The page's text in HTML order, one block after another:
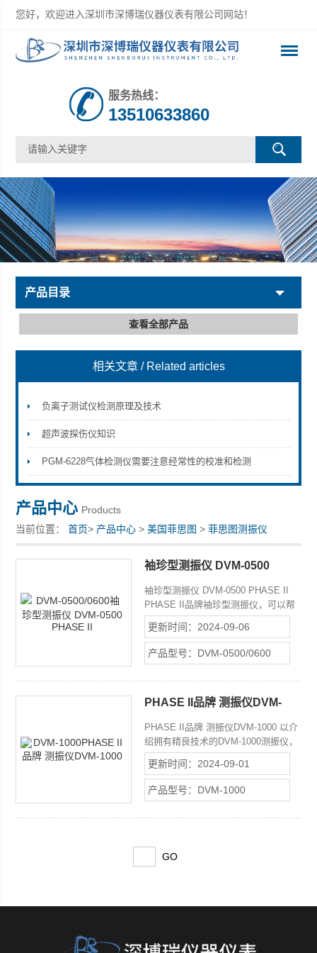
您好，欢迎进入深圳市深博瑞仪器仪表有限公司网站！
深圳市深博瑞仪器仪表有限公司
服务热线：
13510633860
产品目录
查看全部产品
相关文章 / Related articles
负离子测试仪检测原理及技术
超声波探伤仪知识
PGM-6228气体检测仪需要注意经常性的校准和检测
产品中心 Products
当前位置：首页> 产品中心 >美国菲思图 >菲思图测振仪
袖珍型测振仪 DVM-0500
袖珍型测振仪 DVM-0500 PHASE II
PHASE II品牌袖珍型测振仪，可以帮
助机械设备的预防性保养维护，也可适
用于日常巡检人员对电机、风机、泵、
压缩机、机床等设备的快速检查。 测
量范围振动速度：
更新时间：2024-09-06
产品型号：DVM-0500/0600
PHASE II品牌 测振仪DVM-
PHASE II品牌 测振仪DVM-1000 以介
绍拥有精良技术的DVM-1000测振仪，
菲思图现在将测振仪带到我们 的仪器
产品组。 此多功能测振仪可测速度，
加速度，位移及转速。 全频率范围适
用于广泛的探测。 功能十分全面，
更新时间：2024-09-01
产品型号：DVM-1000